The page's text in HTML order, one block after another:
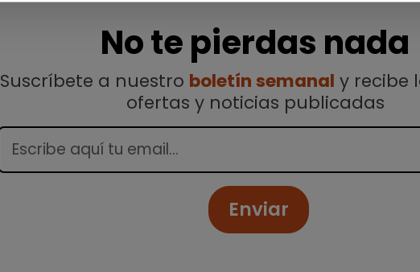
No te pierdas nada
Suscríbete a nuestro boletín semanal y recibe
ofertas y noticias publicadas
Enviar